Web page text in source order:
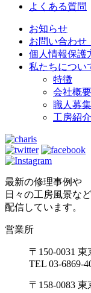
よくある質問
お知らせ
お問い合わせ
個人情報保護
私たちについ
特徴
会社概要
職人募集
工房紹介
最新の修理事例や
日々の工房風景な
配信しています。
営業所
〒150-0031
TEL 03-6869-
〒158-0083